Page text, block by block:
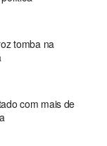
tomba na
com mais de